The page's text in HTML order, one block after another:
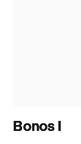
Bonos I